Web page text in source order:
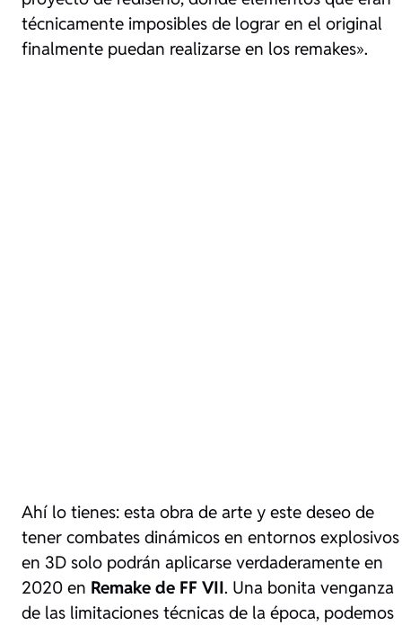
técnicamente imposibles de lograr en el original
finalmente puedan realizarse en los remakes».
Ahí lo tienes: esta obra de arte y este deseo de
tener combates dinámicos en entornos explosivos
en 3D solo podrán aplicarse verdaderamente en
2020 en Remake de FF VII. Una bonita venganza
de las limitaciones técnicas de la época, podemos